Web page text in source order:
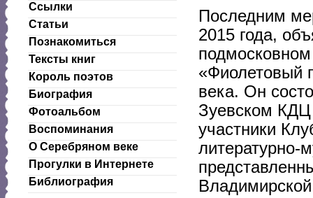
Ссылки
Статьи
Познакомиться
Тексты книг
Король поэтов
Биография
Фотоальбом
Воспоминания
О Серебряном веке
Прогулки в Интернете
Библиография
Последним
2015 года,
«Фиолетовый
века. Он
Зуевском КДЦ
участники
литературно-